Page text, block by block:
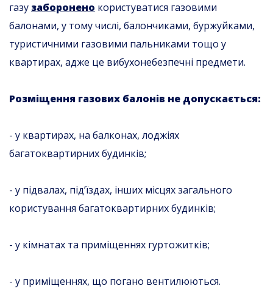
газу заборонено користуватися газовими
балонами, у тому числі, балончиками, буржуйками,
туристичними газовими пальниками тощо у
квартирах, адже це вибухонебезпечні предмети.
Розміщення газових балонів не допускається:
- у квартирах, на балконах, лоджіях
багатоквартирних будинків;
- у підвалах, під’їздах, інших місцях загального
користування багатоквартирних будинків;
- у кімнатах та приміщеннях гуртожитків;
- у приміщеннях, що погано вентилюються.